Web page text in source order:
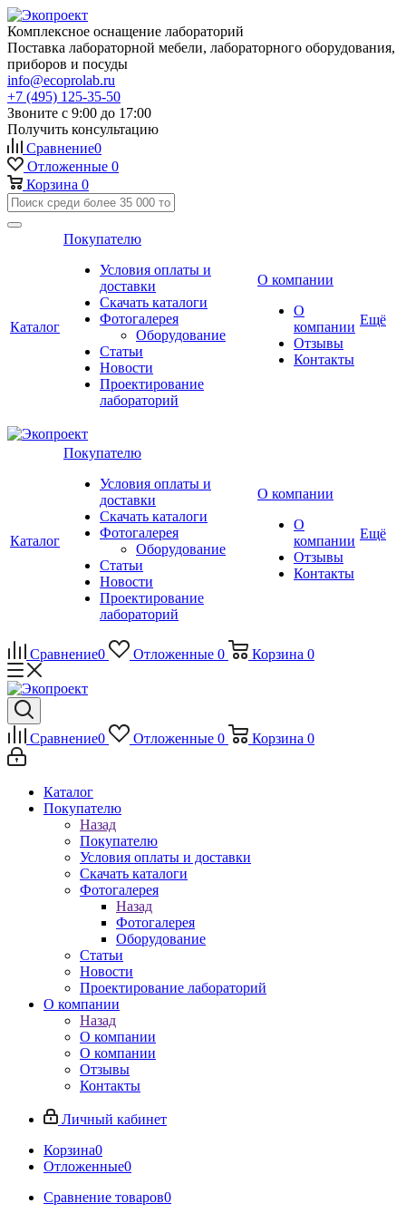
Комплексное оснащение лабораторий
Поставка лабораторной мебели, лабораторного оборудования,
приборов и посуды
info@ecoprolab.ru
+7 (495) 125-35-50
Звоните с 9:00 до 17:00
Получить консультацию
Сравнение0
Отложенные 0
Корзина 0
Каталог
Покупателю
Условия оплаты и
доставки
Скачать каталоги
Фотогалерея
Оборудование
Статьи
Новости
Проектирование
лабораторий
О компании
О
компании
Отзывы
Контакты
Ещё
Каталог
Покупателю
Условия оплаты и
доставки
Скачать каталоги
Фотогалерея
Оборудование
Статьи
Новости
Проектирование
лабораторий
О компании
О
компании
Отзывы
Контакты
Ещё
Сравнение0 Отложенные 0 Корзина 0
Сравнение0 Отложенные 0 Корзина 0
Каталог
Покупателю
Назад
Покупателю
Условия оплаты и доставки
Скачать каталоги
Фотогалерея
Назад
Фотогалерея
Оборудование
Статьи
Новости
Проектирование лабораторий
О компании
Назад
О компании
О компании
Отзывы
Контакты
Личный кабинет
Корзина0
Отложенные0
Сравнение товаров0